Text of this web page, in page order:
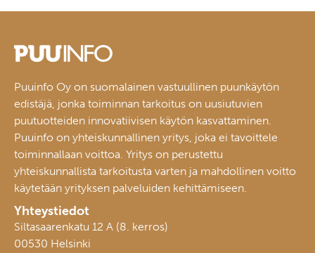
Puuinfo Oy on suomalainen vastuullinen puunkäytön
edistäjä, jonka toiminnan tarkoitus on uusiutuvien
puutuotteiden innovatiivisen käytön kasvattaminen.
Puuinfo on yhteiskunnallinen yritys, joka ei tavoittele
toiminnallaan voittoa. Yritys on perustettu
yhteiskunnallista tarkoitusta varten ja mahdollinen voitto
käytetään yrityksen palveluiden kehittämiseen.
Yhteystiedot
Siltasaarenkatu 12 A (8. kerros)
00530 Helsinki